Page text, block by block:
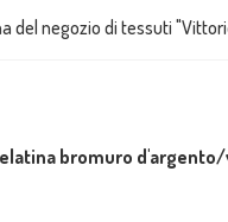
del negozio di tessuti
bromuro